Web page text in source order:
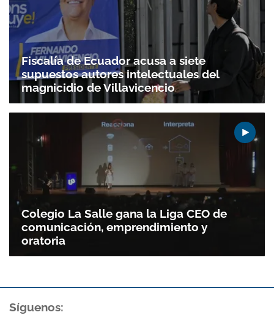
Fiscalía de Ecuador acusa a siete
supuestos autores intelectuales del
magnicidio de Villavicencio
Colegio La Salle gana la Liga CEO de
comunicación, emprendimiento y
oratoria
Síguenos: